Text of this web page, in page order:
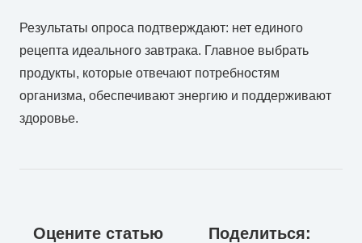
Результаты опроса подтверждают: нет единого
рецепта идеального завтрака. Главное выбрать
продукты, которые отвечают потребностям
организма, обеспечивают энергию и поддерживают
здоровье.
Оцените статью Поделиться: